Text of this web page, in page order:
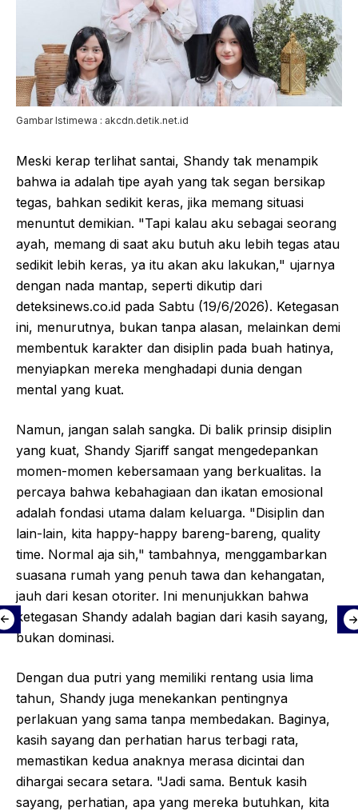
Gambar Istimewa : akcdn.detik.net.id
Meski kerap terlihat santai, Shandy tak menampik
bahwa ia adalah tipe ayah yang tak segan bersikap
tegas, bahkan sedikit keras, jika memang situasi
menuntut demikian. "Tapi kalau aku sebagai seorang
ayah, memang di saat aku butuh aku lebih tegas atau
sedikit lebih keras, ya itu akan aku lakukan," ujarnya
dengan nada mantap, seperti dikutip dari
deteksinews.co.id pada Sabtu (19/6/2026). Ketegasan
ini, menurutnya, bukan tanpa alasan, melainkan demi
membentuk karakter dan disiplin pada buah hatinya,
menyiapkan mereka menghadapi dunia dengan
mental yang kuat.
Namun, jangan salah sangka. Di balik prinsip disiplin
yang kuat, Shandy Sjariff sangat mengedepankan
momen-momen kebersamaan yang berkualitas. Ia
percaya bahwa kebahagiaan dan ikatan emosional
adalah fondasi utama dalam keluarga. "Disiplin dan
lain-lain, kita happy-happy bareng-bareng, quality
time. Normal aja sih," tambahnya, menggambarkan
suasana rumah yang penuh tawa dan kehangatan,
jauh dari kesan otoriter. Ini menunjukkan bahwa
ketegasan Shandy adalah bagian dari kasih sayang,
bukan dominasi.
Dengan dua putri yang memiliki rentang usia lima
tahun, Shandy juga menekankan pentingnya
perlakuan yang sama tanpa membedakan. Baginya,
kasih sayang dan perhatian harus terbagi rata,
memastikan kedua anaknya merasa dicintai dan
dihargai secara setara. "Jadi sama. Bentuk kasih
sayang, perhatian, apa yang mereka butuhkan, kita